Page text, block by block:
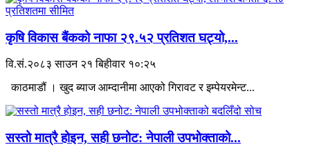
कृषि विकास बैंकको नाफा २९.५२ प्रतिशत घट्यो,...
वि.सं.२०८३ साउन २१ बिहीवार १०:२५
काठमाडौं । खुद ब्याज आम्दानीमा आएको गिरावट र इम्पेयरमेन्ट...
सस्तो मात्रै होइन, सही छनोट: नेपाली उपभोक्ताको...